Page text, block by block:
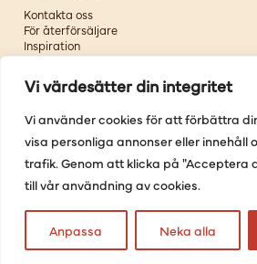
Vi värdesätter din integritet
Vi använder cookies för att förbättra
visa personliga annonser eller innehåll
trafik. Genom att klicka på "Acceptera
till vår användning av cookies.
Anpassa Neka alla
Kontakta oss
För återförsäljare
Inspiration
Om oss
Följ oss
Facebook
Instagram
Pinterest
Youtube